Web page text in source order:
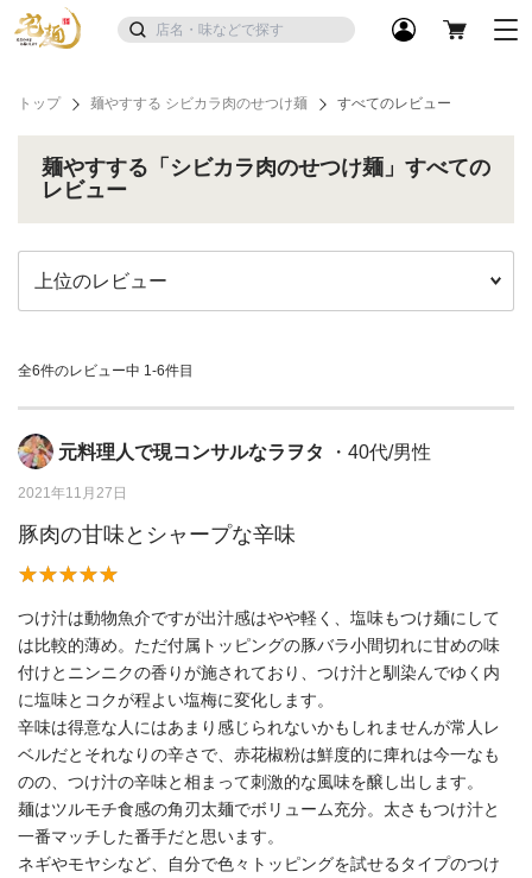
トップ 麺やすする シビカラ肉のせつけ麺 すべてのレビュー
麺やすする「シビカラ肉のせつけ麺」すべての
レビュー
全6件のレビュー中 1-6件目
元料理人で現コンサルなラヲタ ・40代/男性
2021年11月27日
豚肉の甘味とシャープな辛味
つけ汁は動物魚介ですが出汁感はやや軽く、塩味もつけ麺にして
は比較的薄め。ただ付属トッピングの豚バラ小間切れに甘めの味
付けとニンニクの香りが施されており、つけ汁と馴染んでゆく内
に塩味とコクが程よい塩梅に変化します。
辛味は得意な人にはあまり感じられないかもしれませんが常人レ
ベルだとそれなりの辛さで、赤花椒粉は鮮度的に痺れは今一なも
のの、つけ汁の辛味と相まって刺激的な風味を醸し出します。
麺はツルモチ食感の角刃太麺でボリューム充分。太さもつけ汁と
一番マッチした番手だと思います。
ネギやモヤシなど、自分で色々トッピングを試せるタイプのつけ